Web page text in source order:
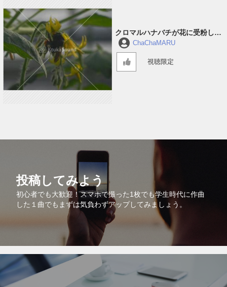
クロマルハナバチが花に受粉して
回っている音 #1
ChaChaMARU
視聴限定
投稿してみよう
初心者でも大歓迎！スマホで撮った1枚でも学生時代に作曲
した１曲でもまずは気負わずアップしてみましょう。